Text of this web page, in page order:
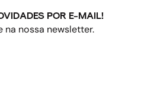
POR E-MAIL!
na nossa newsletter.